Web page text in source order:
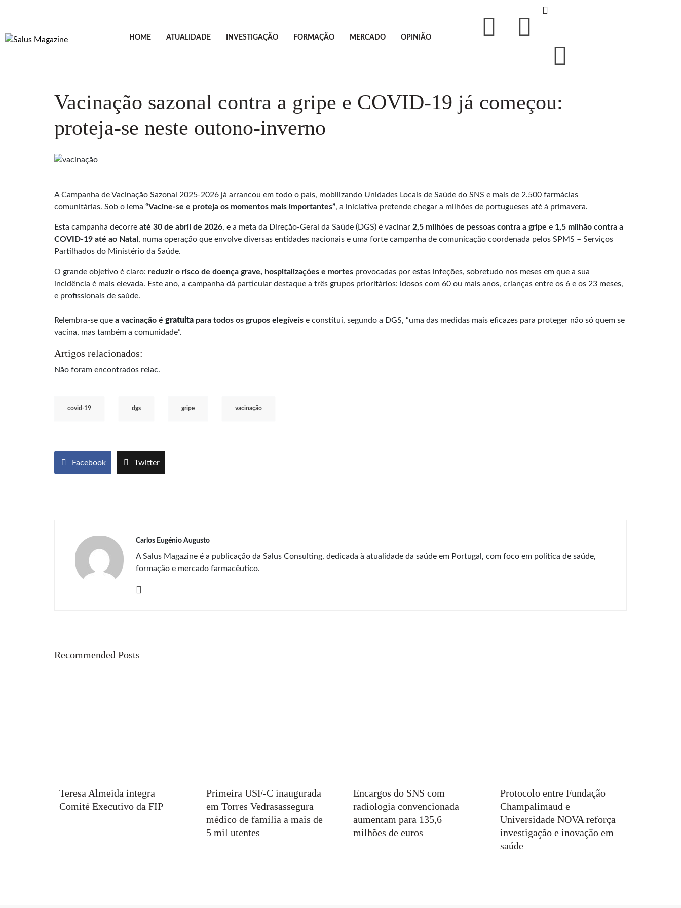
HOME ATUALIDADE INVESTIGAÇÃO FORMAÇÃO MERCADO OPINIÃO
Vacinação sazonal contra a gripe e COVID-19 já começou:
proteja-se neste outono-inverno
A Campanha de Vacinação Sazonal 2025-2026 já arrancou em todo o país, mobilizando Unidades Locais de Saúde do SNS e mais de 2.500 farmácias
comunitárias. Sob o lema “Vacine-se e proteja os momentos mais importantes”, a iniciativa pretende chegar a milhões de portugueses até à primavera.
Esta campanha decorre até 30 de abril de 2026, e a meta da Direção-Geral da Saúde (DGS) é vacinar 2,5 milhões de pessoas contra a gripe e 1,5 milhão contra a
COVID-19 até ao Natal , numa operação que envolve diversas entidades nacionais e uma forte campanha de comunicação coordenada pelos SPMS – Serviços
Partilhados do Ministério da Saúde.
O grande objetivo é claro: reduzir o risco de doença grave, hospitalizações e mortes provocadas por estas infeções, sobretudo nos meses em que a sua
incidência é mais elevada. Este ano, a campanha dá particular destaque a três grupos prioritários: idosos com 60 ou mais anos, crianças entre os 6 e os 23 meses,
e profissionais de saúde.
Relembra-se que a vacinação é gratuita para todos os grupos elegíveis e constitui, segundo a DGS, “uma das medidas mais eficazes para proteger não só quem se
vacina, mas também a comunidade”.
Artigos relacionados:
Não foram encontrados relac.
covid-19 dgs gripe vacinação
Facebook Twitter
Carlos Eugénio Augusto
A Salus Magazine é a publicação da Salus Consulting, dedicada à atualidade da saúde em Portugal, com foco em política de saúde,
formação e mercado farmacêutico.
Recommended Posts
Teresa Almeida integra
Comité Executivo da FIP
Primeira USF-C inaugurada
em Torres Vedrasassegura
médico de família a mais de
5 mil utentes
Encargos do SNS com
radiologia convencionada
aumentam para 135,6
milhões de euros
Protocolo entre Fundação
Champalimaud e
Universidade NOVA reforça
investigação e inovação em
saúde